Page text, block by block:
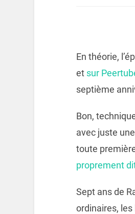
En théorie,
et sur
septième
Bon,
avec juste
toute
proprement
Sept ans de
ordinaires,